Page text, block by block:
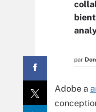
par
Adobe a